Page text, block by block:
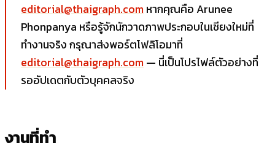
editorial@thaigraph.com หากคุณคือ Arunee
Phonpanya หรือรู้จักนักวาดภาพประกอบในเชียงใหม่ที่
ทำงานจริง กรุณาส่งพอร์ตโฟลิโอมาที่
editorial@thaigraph.com — นี่เป็นโปรไฟล์ตัวอย่างที่
รออัปเดตกับตัวบุคคลจริง
งานที่ทำ